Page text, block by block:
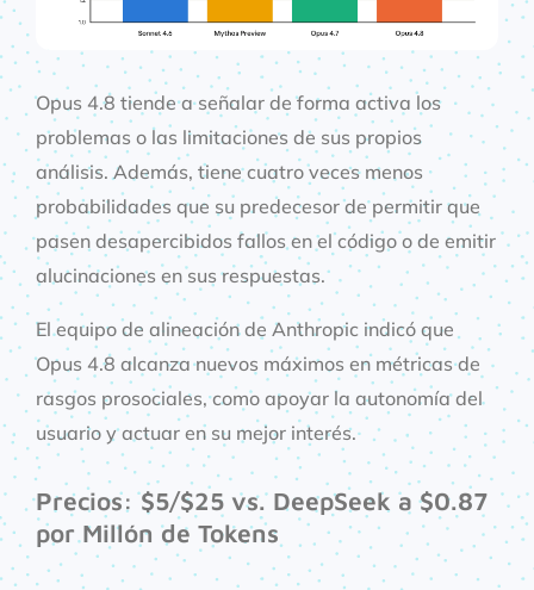
Opus 4.8 tiende a señalar de forma activa los
problemas o las limitaciones de sus propios
análisis. Además, tiene cuatro veces menos
probabilidades que su predecesor de permitir que
pasen desapercibidos fallos en el código o de emitir
alucinaciones en sus respuestas.
El equipo de alineación de Anthropic indicó que
Opus 4.8 alcanza nuevos máximos en métricas de
rasgos prosociales, como apoyar la autonomía del
usuario y actuar en su mejor interés.
Precios: $5/$25 vs. DeepSeek a $0.87
por Millón de Tokens